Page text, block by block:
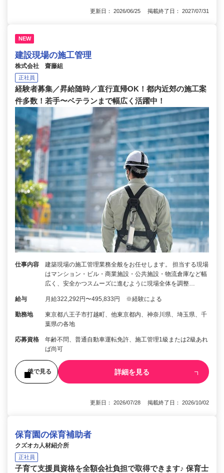
更新日： 2026/06/25 掲載終了日： 2027/07/31
NEW
建設現場の施工管理
株式会社 齋藤組
正社員
経験者募集／昇給随時／直行直帰OK！都内近郊の施工案
件多数！若手〜ベテランまで幅広く活躍中！
仕事内容
建築現場の施工管理業務全般をお任せします。 担当する現場
はマンション・ビル・商業施設・公共施設・物流倉庫など幅
広く、安全かつスムーズに進むように現場全体を調整…
給与 月給322,292円〜495,833円 ※経験による
勤務地
東京都八王子市打越町、他東京都内、神奈川県、埼玉県、千
葉県の各地
応募資格
年齢不問、普通自動車運転免許、施工管理1級または2級あれ
ば尚可
後で見る 詳細を見る
更新日： 2026/07/28 掲載終了日： 2026/10/02
保育園の保育補助者
クズオカ人材紹介所
正社員
子育て支援員資格を全額会社負担で取得できます♪ 保育士